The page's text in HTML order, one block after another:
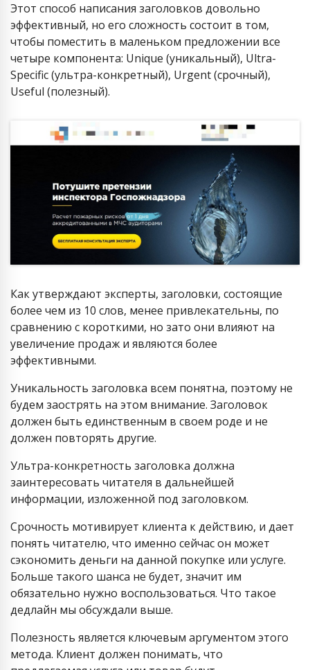
Этот способ написания заголовков довольно
эффективный, но его сложность состоит в том,
чтобы поместить в маленьком предложении все
четыре компонента: Unique (уникальный), Ultra-
Specific (ультра-конкретный), Urgent (срочный),
Useful (полезный).
Как утверждают эксперты, заголовки, состоящие
более чем из 10 слов, менее привлекательны, по
сравнению с короткими, но зато они влияют на
увеличение продаж и являются более
эффективными.
Уникальность заголовка всем понятна, поэтому не
будем заострять на этом внимание. Заголовок
должен быть единственным в своем роде и не
должен повторять другие.
Ультра-конкретность заголовка должна
заинтересовать читателя в дальнейшей
информации, изложенной под заголовком.
Срочность мотивирует клиента к действию, и дает
понять читателю, что именно сейчас он может
сэкономить деньги на данной покупке или услуге.
Больше такого шанса не будет, значит им
обязательно нужно воспользоваться. Что такое
дедлайн мы обсуждали выше.
Полезность является ключевым аргументом этого
метода. Клиент должен понимать, что